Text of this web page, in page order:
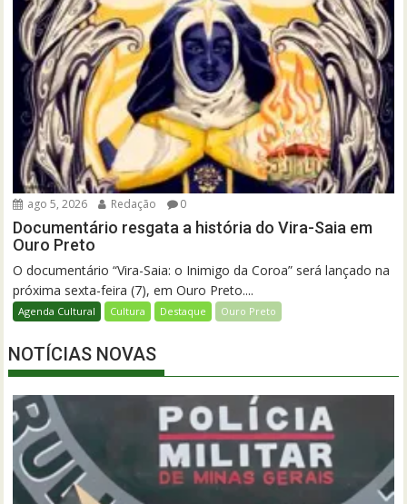
ago 5, 2026 Redação 0
Documentário resgata a história do Vira-Saia em
Ouro Preto
O documentário “Vira-Saia: o Inimigo da Coroa” será lançado na
próxima sexta-feira (7), em Ouro Preto....
Agenda Cultural Cultura Destaque Ouro Preto
NOTÍCIAS NOVAS